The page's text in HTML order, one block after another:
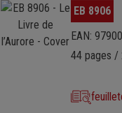
Ignorer la galerie d'images
EB 8906
EAN:
44 pages /